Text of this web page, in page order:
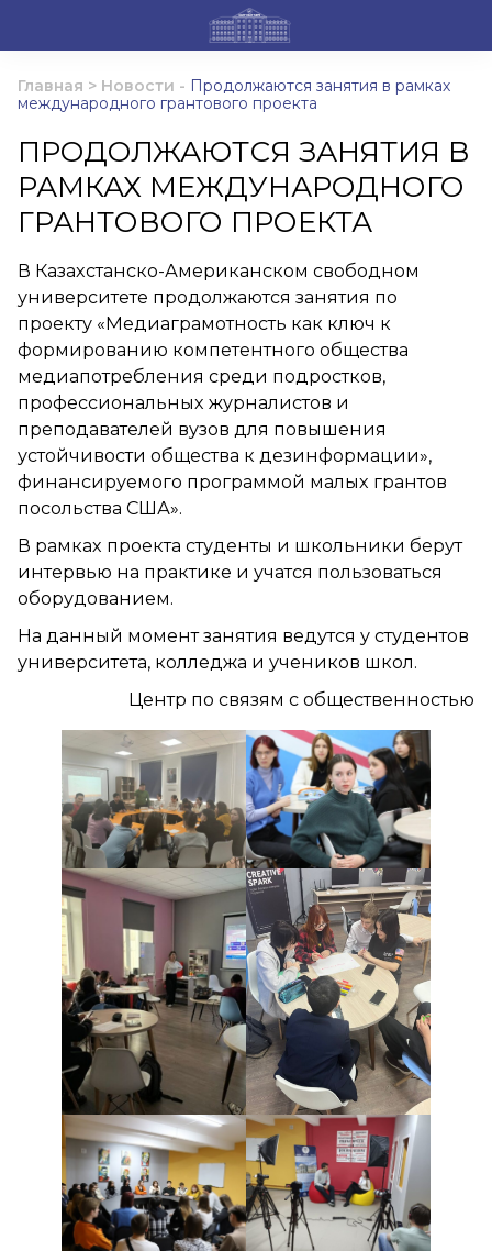
Главная > Новости - Продолжаются занятия в рамках
международного грантового проекта
ПРОДОЛЖАЮТСЯ ЗАНЯТИЯ В
РАМКАХ МЕЖДУНАРОДНОГО
ГРАНТОВОГО ПРОЕКТА
В Казахстанско-Американском свободном
университете продолжаются занятия по
проекту «Медиаграмотность как ключ к
формированию компетентного общества
медиапотребления среди подростков,
профессиональных журналистов и
преподавателей вузов для повышения
устойчивости общества к дезинформации»,
финансируемого программой малых грантов
посольства США».
В рамках проекта студенты и школьники берут
интервью на практике и учатся пользоваться
оборудованием.
На данный момент занятия ведутся у студентов
университета, колледжа и учеников школ.
Центр по связям с общественностью